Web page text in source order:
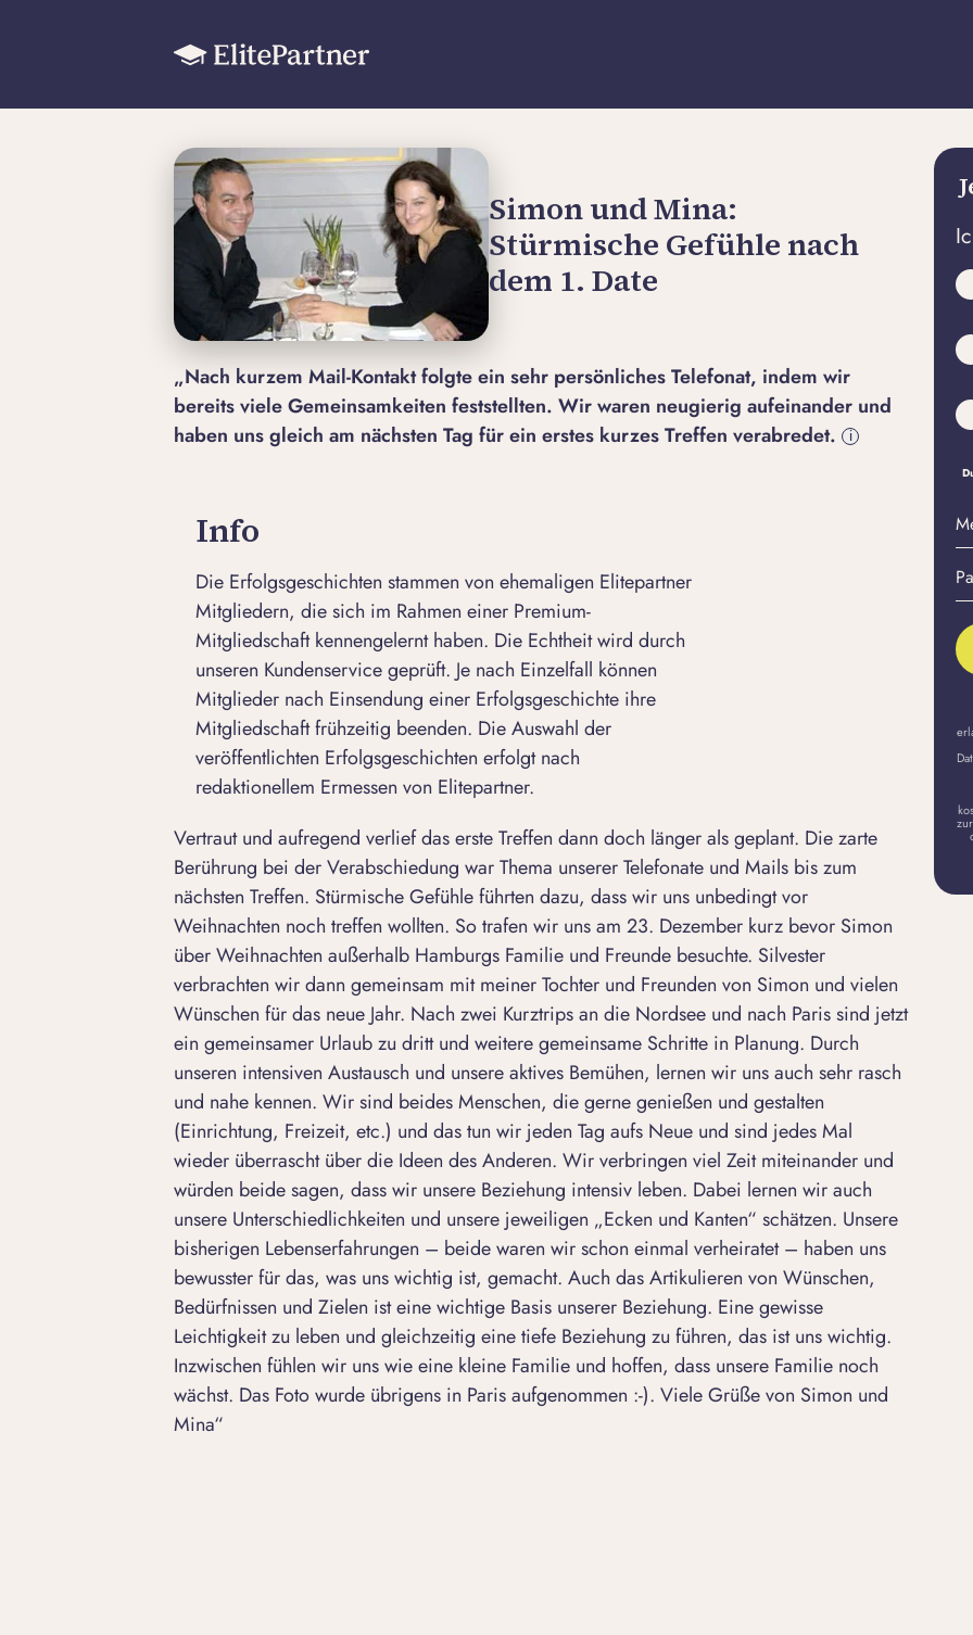
Simon und Mina:
Stürmische Gefühle nach
dem 1. Date
„Nach kurzem Mail-Kontakt folgte ein sehr persönliches Telefonat, indem wir
bereits viele Gemeinsamkeiten feststellten. Wir waren neugierig aufeinander und
haben uns gleich am nächsten Tag für ein erstes kurzes Treffen verabredet.
i
Info
Die Erfolgsgeschichten stammen von ehemaligen Elitepartner
Mitgliedern, die sich im Rahmen einer Premium-
Mitgliedschaft kennengelernt haben. Die Echtheit wird durch
unseren Kundenservice geprüft. Je nach Einzelfall können
Mitglieder nach Einsendung einer Erfolgsgeschichte ihre
Mitgliedschaft frühzeitig beenden. Die Auswahl der
veröffentlichten Erfolgsgeschichten erfolgt nach
redaktionellem Ermessen von Elitepartner.
Vertraut und aufregend verlief das erste Treffen dann doch länger als geplant. Die zarte
Berührung bei der Verabschiedung war Thema unserer Telefonate und Mails bis zum
nächsten Treffen. Stürmische Gefühle führten dazu, dass wir uns unbedingt vor
Weihnachten noch treffen wollten. So trafen wir uns am 23. Dezember kurz bevor Simon
über Weihnachten außerhalb Hamburgs Familie und Freunde besuchte. Silvester
verbrachten wir dann gemeinsam mit meiner Tochter und Freunden von Simon und vielen
Wünschen für das neue Jahr. Nach zwei Kurztrips an die Nordsee und nach Paris sind jetzt
ein gemeinsamer Urlaub zu dritt und weitere gemeinsame Schritte in Planung. Durch
unseren intensiven Austausch und unsere aktives Bemühen, lernen wir uns auch sehr rasch
und nahe kennen. Wir sind beides Menschen, die gerne genießen und gestalten
(Einrichtung, Freizeit, etc.) und das tun wir jeden Tag aufs Neue und sind jedes Mal
wieder überrascht über die Ideen des Anderen. Wir verbringen viel Zeit miteinander und
würden beide sagen, dass wir unsere Beziehung intensiv leben. Dabei lernen wir auch
unsere Unterschiedlichkeiten und unsere jeweiligen „Ecken und Kanten“ schätzen. Unsere
bisherigen Lebenserfahrungen – beide waren wir schon einmal verheiratet – haben uns
bewusster für das, was uns wichtig ist, gemacht. Auch das Artikulieren von Wünschen,
Bedürfnissen und Zielen ist eine wichtige Basis unserer Beziehung. Eine gewisse
Leichtigkeit zu leben und gleichzeitig eine tiefe Beziehung zu führen, das ist uns wichtig.
Inzwischen fühlen wir uns wie eine kleine Familie und hoffen, dass unsere Familie noch
wächst. Das Foto wurde übrigens in Paris aufgenommen :-). Viele Grüße von Simon und
Mina“
E-